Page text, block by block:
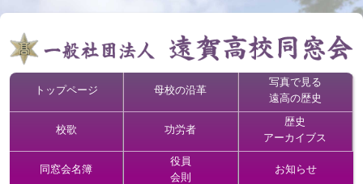
トップページ 母校の沿革
写真で見る
遠高の歴史
校歌 功労者
歴史
アーカイブス
同窓会名簿
役員
会則
お知らせ